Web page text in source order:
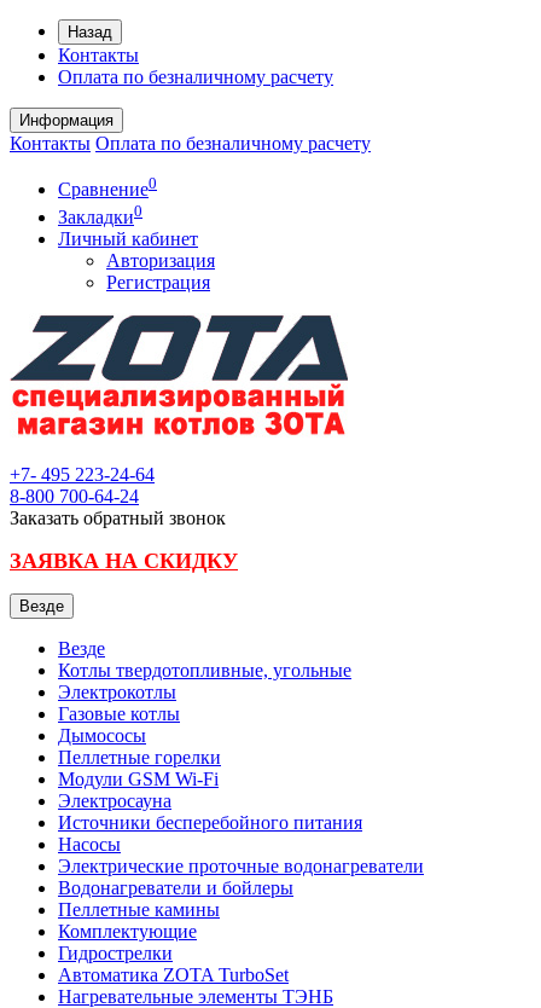
Назад
Контакты
Оплата по безналичному расчету
Информация
Контакты Оплата по безналичному расчету
Сравнение0
Закладки0
Личный кабинет
Авторизация
Регистрация
+7- 495 223-24-64
8-800 700-64-24
Заказать обратный звонок
ЗАЯВКА НА СКИДКУ
Везде
Везде
Котлы твердотопливные, угольные
Электрокотлы
Газовые котлы
Дымососы
Пеллетные горелки
Модули GSM Wi-Fi
Электросауна
Источники бесперебойного питания
Насосы
Электрические проточные водонагреватели
Водонагреватели и бойлеры
Пеллетные камины
Комплектующие
Гидрострелки
Автоматика ZOTA TurboSet
Нагревательные элементы ТЭНБ